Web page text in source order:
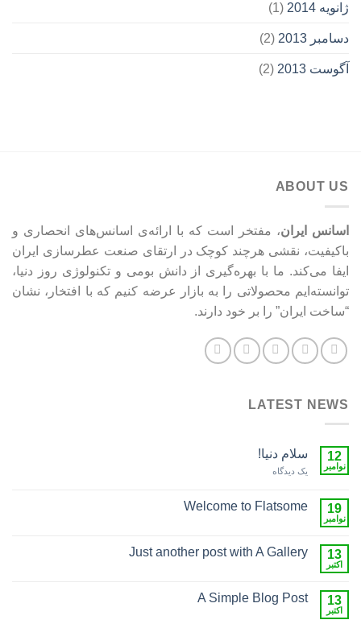
ژانویه 2014 (1)
دسامبر 2013 (2)
آگوست 2013 (2)
ABOUT US
اسانس ایران، مفتخر است که با ارائه‌ی اسانس‌های انحصاری و
باکیفیت، نقشی هرچند کوچک در ارتقای صنعت عطرسازی ایران
ایفا می‌کند. ما با بهره‌گیری از دانش بومی و تکنولوژی روز دنیا،
توانسته‌ایم محصولاتی را به بازار عرضه کنیم که با افتخار، نشان
“ساخت ایران” را بر خود دارند.
LATEST NEWS
12
نوامبر
سلام دنیا!
یک دیدگاه
19
نوامبر
Welcome to Flatsome
13
اکتبر
Just another post with A Gallery
13
اکتبر
A Simple Blog Post